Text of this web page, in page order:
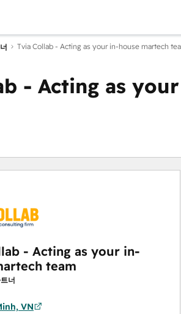
Tvia Collab - Acting as your in-house martech
- Acting as
- Acting as your in-
team
너
VN